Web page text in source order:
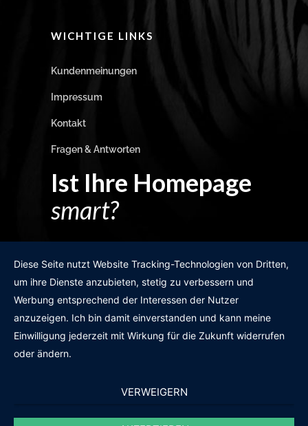
WICHTIGE LINKS
Kundenmeinungen
Impressum
Kontakt
Fragen & Antworten
Ist Ihre Homepage
smart?
GRATIS WEBSITE-CHECK
Diese Seite nutzt Website Tracking-Technologien von Dritten,
um ihre Dienste anzubieten, stetig zu verbessern und
Werbung entsprechend der Interessen der Nutzer
anzuzeigen. Ich bin damit einverstanden und kann meine
Einwilligung jederzeit mit Wirkung für die Zukunft widerrufen
oder ändern.
VERWEIGERN